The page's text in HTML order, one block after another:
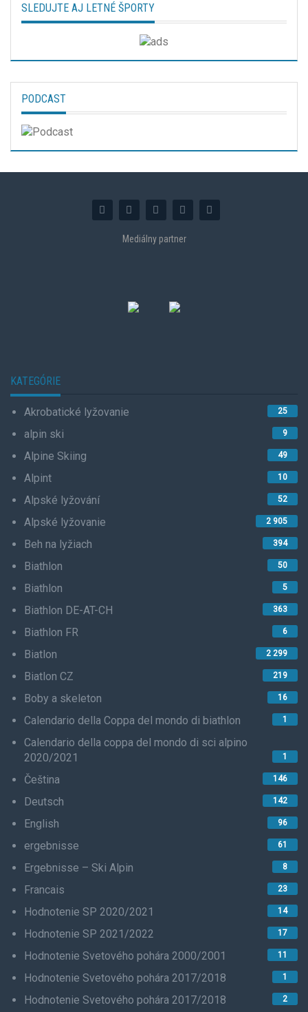
SLEDUJTE AJ LETNÉ ŠPORTY
PODCAST
Mediálny partner
KATEGÓRIE
Akrobatické lyžovanie 25
alpin ski 9
Alpine Skiing 49
Alpint 10
Alpské lyžování 52
Alpské lyžovanie 2 905
Beh na lyžiach 394
Biathlon 50
Biathlon 5
Biathlon DE-AT-CH 363
Biathlon FR 6
Biatlon 2 299
Biatlon CZ 219
Boby a skeleton 16
Calendario della Coppa del mondo di biathlon 1
Calendario della coppa del mondo di sci alpino
2020/2021
1
Čeština 146
Deutsch 142
English 96
ergebnisse 61
Ergebnisse – Ski Alpin 8
Francais 23
Hodnotenie SP 2020/2021 14
Hodnotenie SP 2021/2022 17
Hodnotenie Svetového pohára 2000/2001 11
Hodnotenie Svetového pohára 2017/2018 1
Hodnotenie Svetového pohára 2017/2018 2